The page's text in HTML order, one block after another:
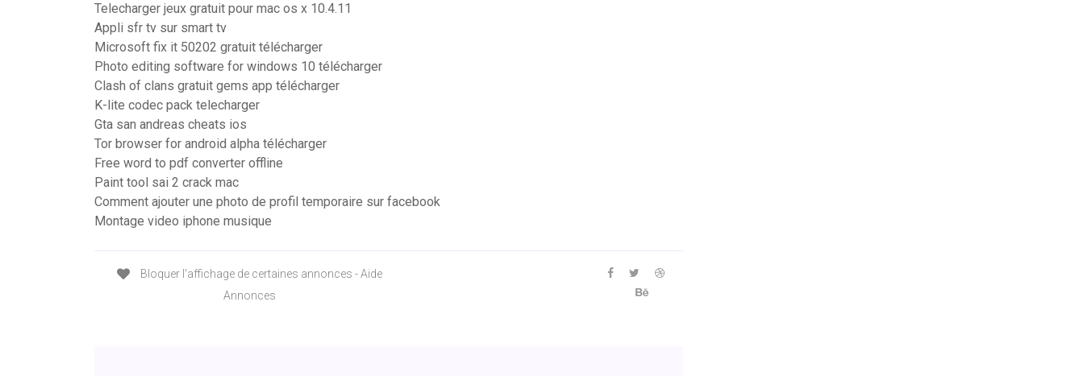
Telecharger jeux gratuit pour mac os x 10.4.11
Appli sfr tv sur smart tv
Microsoft fix it 50202 gratuit télécharger
Photo editing software for windows 10 télécharger
Clash of clans gratuit gems app télécharger
K-lite codec pack telecharger
Gta san andreas cheats ios
Tor browser for android alpha télécharger
Free word to pdf converter offline
Paint tool sai 2 crack mac
Comment ajouter une photo de profil temporaire sur facebook
Montage video iphone musique
Bloquer l'affichage de certaines annonces - Aide
Annonces